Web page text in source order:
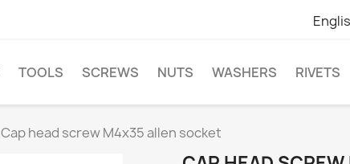
TOOLS SCREWS NUTS WASHERS RIVETS
Cap head screw M4x35 allen socket